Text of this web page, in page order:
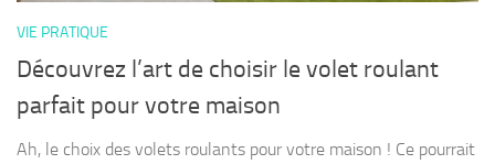
VIE PRATIQUE
Découvrez l’art de choisir le volet roulant
parfait pour votre maison
Ah, le choix des volets roulants pour votre maison ! Ce pourrait